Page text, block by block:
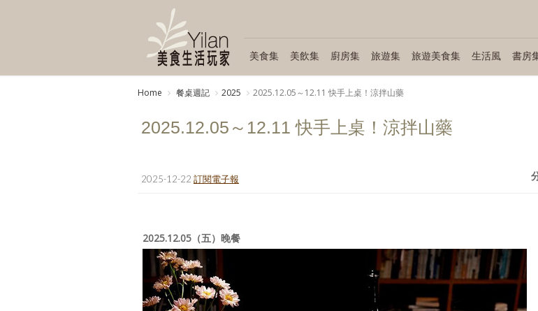
美食集 美飲集 廚房集 旅遊集 旅遊美食集 生活風 書房
Home 餐桌週記 2025 2025.12.05～12.11 快手上桌！涼拌山藥
2025.12.05～12.11 快手上桌！涼拌山藥
2025-12-22 訂閱電子報
2025.12.05（五）晚餐